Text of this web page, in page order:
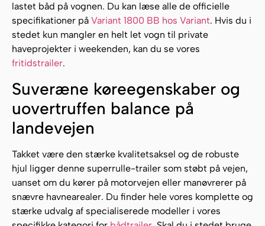
lastet båd på vognen. Du kan læse alle de officielle
specifikationer på Variant 1800 BB hos Variant. Hvis du i
stedet kun mangler en helt let vogn til private
haveprojekter i weekenden, kan du se vores
fritidstrailer.
Suveræne køreegenskaber og
uovertruffen balance på
landevejen
Takket være den stærke kvalitetsaksel og de robuste
hjul ligger denne superrulle-trailer som støbt på vejen,
uanset om du kører på motorvejen eller manøvrerer på
snævre havnearealer. Du finder hele vores komplette og
stærke udvalg af specialiserede modeller i vores